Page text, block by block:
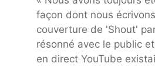
façon dont nous
couverture de 'Shout'
résonné avec le public
en direct YouTube